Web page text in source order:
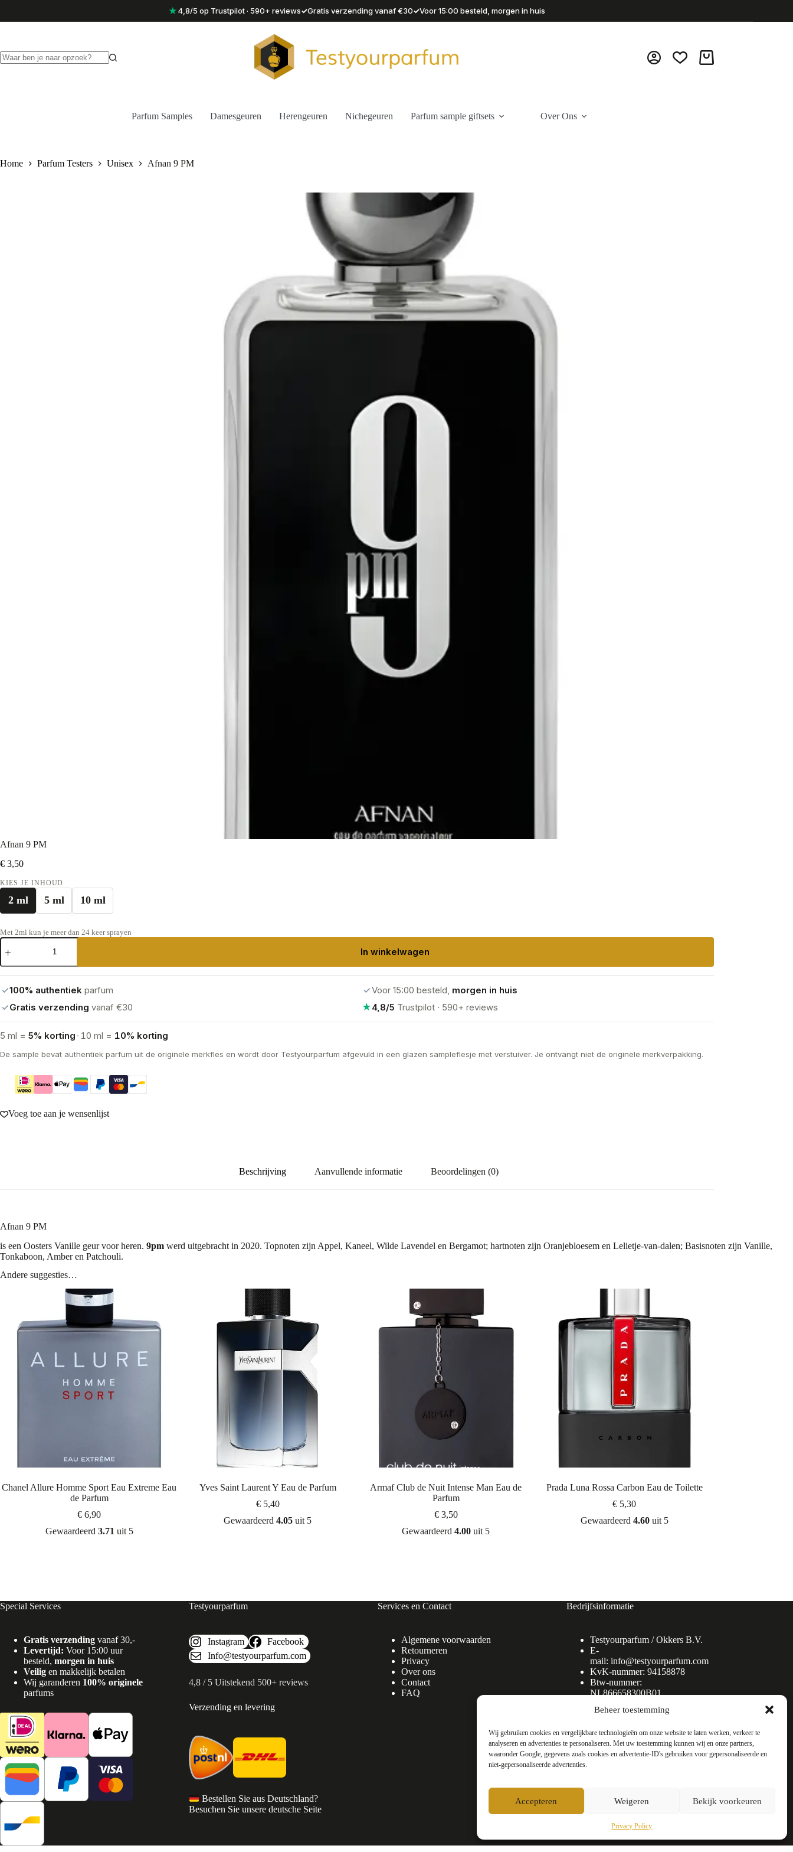
Beheer toestemming
Wij gebruiken cookies en vergelijkbare technologieën om onze website te laten werken, verkeer te
analyseren en advertenties te personaliseren. Met uw toestemming kunnen wij en onze partners,
waaronder Google, gegevens zoals cookies en advertentie-ID's gebruiken voor gepersonaliseerde en
niet-gepersonaliseerde advertenties.
Accepteren Weigeren Bekijk voorkeuren
Privacy Policy
★4,8/5 op Trustpilot · 590+ reviews✓Gratis verzending vanaf €30✓Voor 15:00 besteld, morgen in huis
Winkelwagen
Parfum Samples Damesgeuren Herengeuren Nichegeuren Parfum sample giftsets Over Ons
Home Parfum Testers Unisex Afnan 9 PM
Afnan 9 PM
€ 3,50
KIES JE INHOUD
2 ml 5 ml 10 ml
Met 2ml kun je meer dan 24 keer sprayen
Afnan
In winkelwagen
✓100% authentiek parfum ✓Voor 15:00 besteld, morgen in huis
✓Gratis verzending vanaf €30 ★4,8/5 Trustpilot · 590+ reviews
5 ml = 5% korting · 10 ml = 10% korting
De sample bevat authentiek parfum uit de originele merkfles en wordt door Testyourparfum afgevuld in een glazen sampleflesje met verstuiver. Je ontvangt niet de originele merkverpakking.
Voeg toe aan je wensenlijst
Beschrijving Aanvullende informatie Beoordelingen (0)
Afnan 9 PM
is een Oosters Vanille geur voor heren. 9pm werd uitgebracht in 2020. Topnoten zijn Appel, Kaneel, Wilde Lavendel en Bergamot; hartnoten zijn Oranjebloesem en Lelietje-van-dalen; Basisnoten zijn Vanille,
Tonkaboon, Amber en Patchouli.
Andere suggesties…
Chanel Allure Homme Sport Eau Extreme Eau
de Parfum
€ 6,90
Gewaardeerd 3.71 uit 5
Yves Saint Laurent Y Eau de Parfum
€5,40
Gewaardeerd4.05 uit 5
Armaf Club de Nuit Intense Man Eau de
Parfum
€3,50
Gewaardeerd4.00 uit 5
Prada Luna Rossa Carbon Eau de Toilette
€ 5,30
Gewaardeerd 4.60uit 5
Special Services
Gratis verzending vanaf 30,-
Levertijd: Voor 15:00 uur
besteld, morgen in huis
Veilig en makkelijk betalen
Wij garanderen 100% originele
parfums
Testyourparfum
Instagram
Facebook
Info@testyourparfum.com
4,8 / 5 Uitstekend 500+ reviews
Verzending en levering
Bestellen Sie aus Deutschland?
Besuchen Sie unsere deutsche Seite
Services en Contact
Algemene voorwaarden
Retourneren
Privacy
Over ons
Contact
FAQ
Bedrijfsinformatie
Testyourparfum /Okkers B.V.
E-
mail: info@testyourparfum.com
KvK-nummer: 94158878
Btw-nummer:
NL866658300B01